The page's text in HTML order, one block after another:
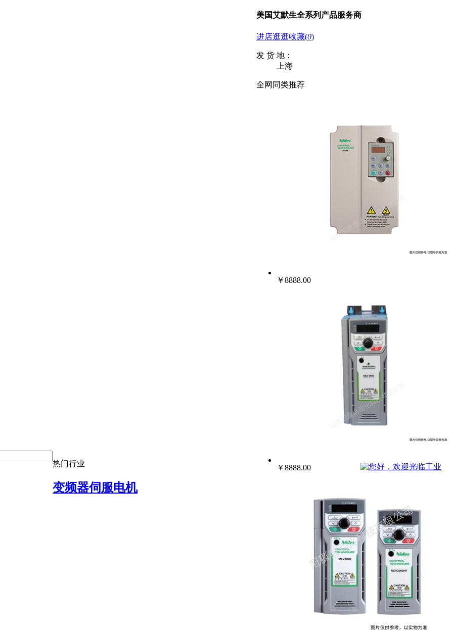
热门行业
变频器伺服电机
美国艾默生全系列产品服务商
进店逛逛收藏(0)
发 货 地：
上海
全网同类推荐
￥8888.00
￥8888.00